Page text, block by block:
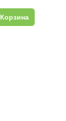
Корзина